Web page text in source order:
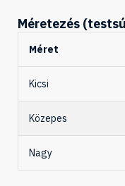
Méretezés
Méret
Kicsi
Közepes
Nagy